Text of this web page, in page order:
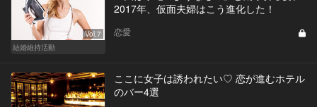
Vol.7
結婚維持活動
2017年、仮面夫婦はこう進化した！
恋愛
ここに女子は誘われたい♡ 恋が進むホテル
のバー4選